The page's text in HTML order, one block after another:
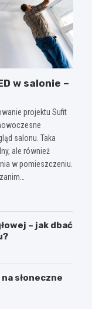
w salonie –
projektu Sufit
salonu. Taka
ale również
w pomieszczeniu.
– jak dbać
słoneczne